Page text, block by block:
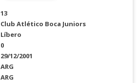
13
Club Atlético Boca Juniors
Líbero
0
29/12/2001
ARG
ARG